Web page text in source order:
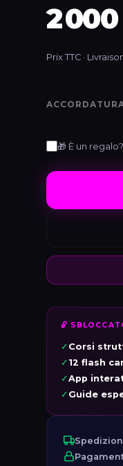
2
Prix TTC ·
🎁 È un regalo?
🔓
✓ Corsi
✓ 12 flash
✓App
✓ Guide